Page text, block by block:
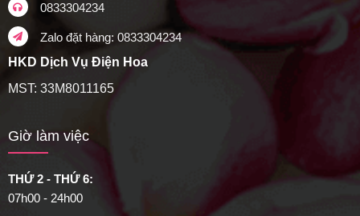
0833304234
Zalo đặt hàng: 0833304234
HKD Dịch Vụ Điện Hoa
MST: 33M8011165
Giờ làm việc
THỨ 2 - THỨ 6:
07h00 - 24h00